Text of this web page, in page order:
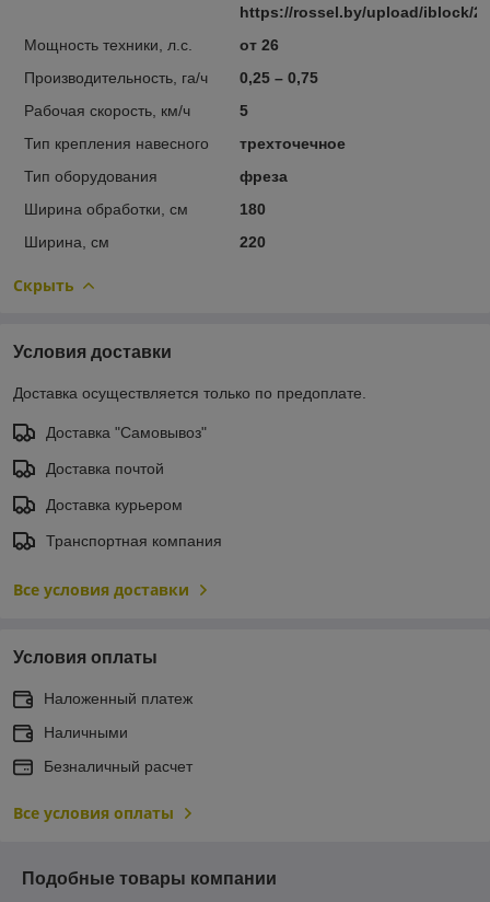
https://rossel.by/upload/iblock/
Мощность техники, л.с.
от 26
Производительность, га/ч
0,25 – 0,75
Рабочая скорость, км/ч
5
Тип крепления навесного
трехточечное
Тип оборудования
фреза
Ширина обработки, см
180
Ширина, см
220
Скрыть
Условия доставки
Доставка осуществляется только по предоплате.
Доставка "Самовывоз"
Доставка почтой
Доставка курьером
Транспортная компания
Все условия доставки
Условия оплаты
Наложенный платеж
Наличными
Безналичный расчет
Все условия оплаты
Подобные товары компании